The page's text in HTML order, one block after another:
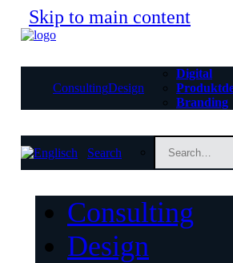
Skip to main content
ConsultingDesign
Digital
Branding
Search
Consulting
Design